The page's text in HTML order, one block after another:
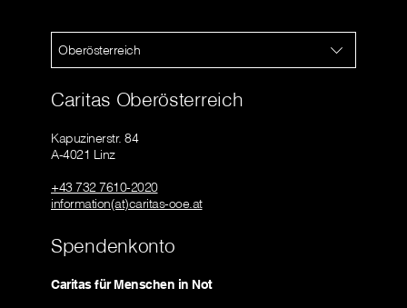
Oberösterreich
Caritas Oberösterreich
Kapuzinerstr. 84
A-4021 Linz
+43 732 7610-2020
information(at)caritas-ooe.at
Spendenkonto
Caritas für Menschen in Not